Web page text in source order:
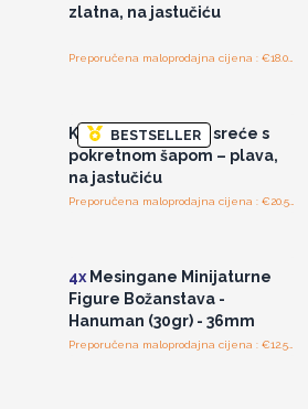
zlatna, na jastučiću
BESTSELLER
Keramička mačka sreće s
pokretnom šapom – plava,
na jastučiću
4x Mesingane Minijaturne
Figure Božanstava -
Hanuman (30gr) - 36mm